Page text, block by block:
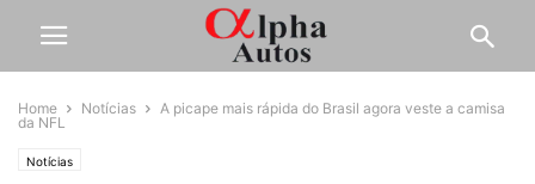
Home Notícias
A picape mais rápida do Brasil agora veste a camisa
da NFL
Notícias